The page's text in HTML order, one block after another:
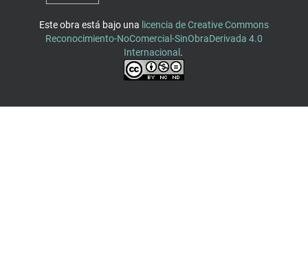
Este obra está bajo una licencia de Creative Commons
Reconocimiento-NoComercial-SinObraDerivada 4.0
Internacional.